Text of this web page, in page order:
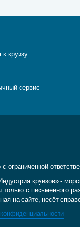
к круизу
сервис
ограниченной
круизов» -
только с письменного
на сайте, несёт